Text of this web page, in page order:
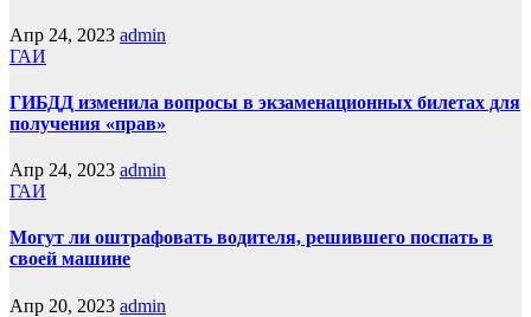
Апр 24, 2023 admin
ГАИ
ГИБДД изменила вопросы в экзаменационных билетах для
получения «прав»
Апр 24, 2023 admin
ГАИ
Могут ли оштрафовать водителя, решившего поспать в
своей машине
Апр 20, 2023 admin